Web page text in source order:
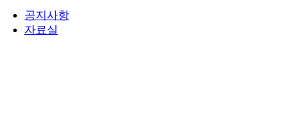
공지사항
자료실